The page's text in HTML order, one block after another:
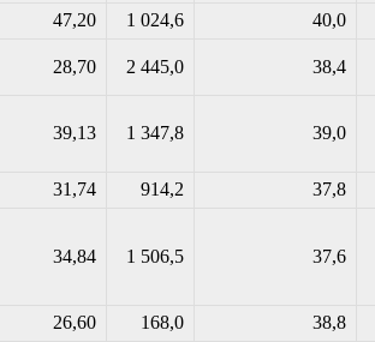
47,20 1 024,6 40,0
28,70 2 445,0 38,4
39,13 1 347,8 39,0
31,74 914,2 37,8
34,84 1 506,5 37,6
26,60 168,0 38,8